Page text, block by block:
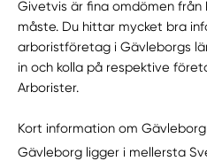
Givetvis är fina omdömen
måste. Du hittar mycket bra
arboristföretag i Gävleborgs
in och kolla på respektive
Arborister.
Kort information om Gävleborg
Gävleborg ligger i mellersta